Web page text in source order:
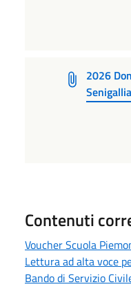
2026
Senigallia
Contenuti
Voucher Scuola
Lettura ad alta voce
Bando di Servizio